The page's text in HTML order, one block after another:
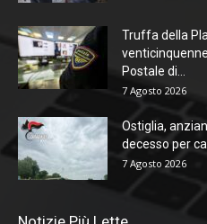
Truffa della
Postale di...
7 Agosto 2026
Ostiglia,
decesso per
7 Agosto 2026